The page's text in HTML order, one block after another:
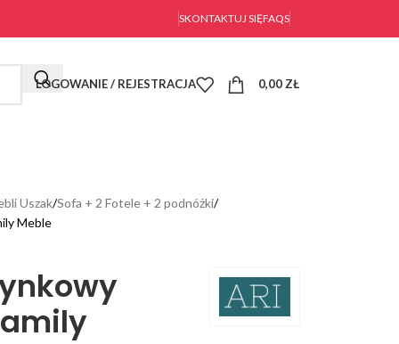
SKONTAKTUJ SIĘFAQS
LOGOWANIE / REJESTRACJA 0,00 ZŁ
Uszak Sofa + 2 Fotele + 2 podnóżki
Meble